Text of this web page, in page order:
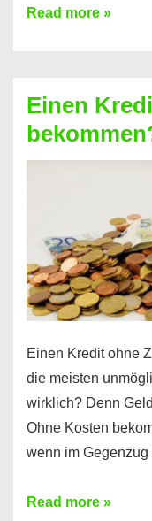
Ist
Festvertrag
für
jeden
erfahren
Sie
es
Read more »
Einen
Einen Kredit ohne
die meisten
wirklich? Denn
Ohne Kosten
wenn im
Einen
Read more »